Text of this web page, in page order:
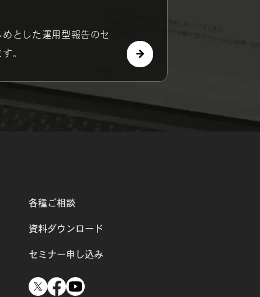
とした運用型報告のセ
。
各種ご相談
資料ダウンロード
セミナー申し込み